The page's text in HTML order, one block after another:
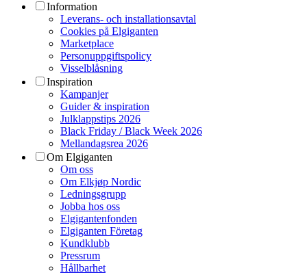
Information
Leverans- och installationsavtal
Cookies på Elgiganten
Marketplace
Personuppgiftspolicy
Visselblåsning
Inspiration
Kampanjer
Guider & inspiration
Julklappstips 2026
Black Friday / Black Week 2026
Mellandagsrea 2026
Om Elgiganten
Om oss
Om Elkjøp Nordic
Ledningsgrupp
Jobba hos oss
Elgigantenfonden
Elgiganten Företag
Kundklubb
Pressrum
Hållbarhet